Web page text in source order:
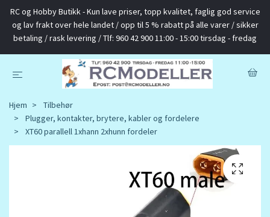
RC og Hobby Butikk - Kun lave priser, topp kvalitet, faglig god service
og lav frakt over hele landet / opp til 5 % rabatt på alle varer / sikker
betaling / rask levering / Tlf: 960 42 900 11:00 - 15:00 tirsdag - fredag
Hjem
Tilbehør
Plugger, kontakter, brytere, kabler og fordelere
XT60 parallell 1xhann 2xhunn fordeler